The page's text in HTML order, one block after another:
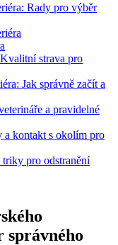
Rady pro výběr
strava pro
Jak správně začít a
a pravidelné
a kontakt s okolím pro
pro odstranění